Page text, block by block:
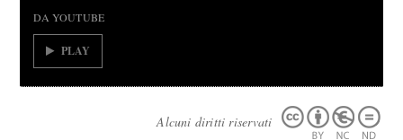
DA YOUTUBE
PLAY
Alcuni diritti riservati